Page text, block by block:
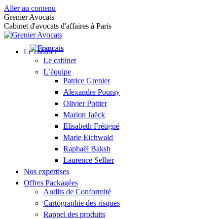
Aller au contenu
Grenier Avocats
Cabinet d'avocats d'affaires à Paris
Le cabinet
Le cabinet
L’équipe
Patrice Grenier
Alexandre Pouray
Olivier Pottier
Marion Jaëck
Elisabeth Frétigné
Marie Eichwald
Raphaël Baksh
Laurence Sellier
Nos expertises
Offres Packagées
Audits de Conformité
Cartographie des risques
Rappel des produits